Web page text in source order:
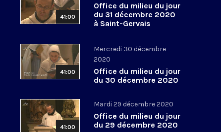
41:00
Office du milieu du jour
du 31 décembre 2020
à Saint-Gervais
41:00
Mercredi 30 décembre
2020
Office du milieu du jour
du 30 décembre 2020
41:00
Mardi 29 décembre 2020
Office du milieu du jour
du 29 décembre 2020